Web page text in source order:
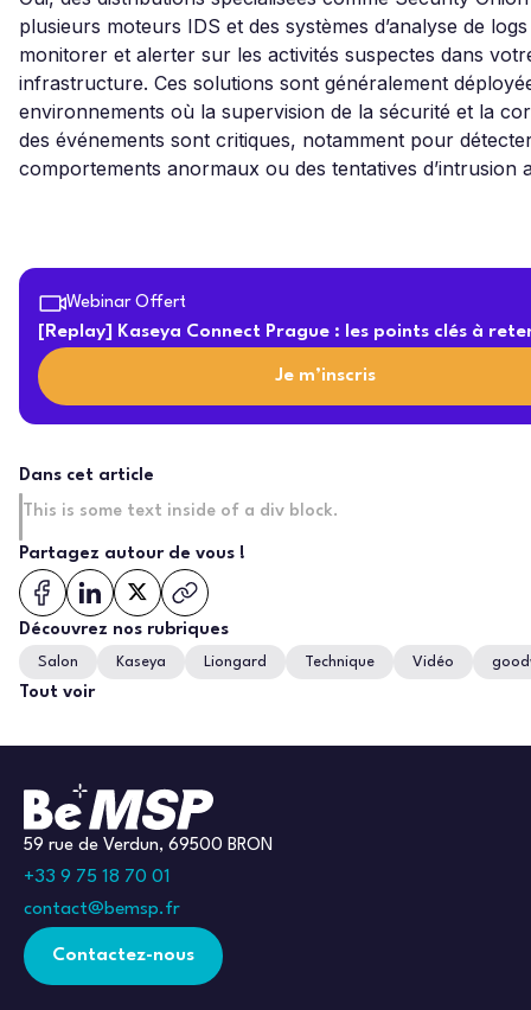
plusieurs moteurs IDS et des systèmes d’analyse de
monitorer et alerter sur les activités suspectes dans
infrastructure. Ces solutions sont généralement
environnements où la supervision de la sécurité et la
des événements sont critiques, notamment pour
comportements anormaux ou des tentatives d’intrusion
Webinar Offert
[Replay] Kaseya Connect Prague : les points clés à
Je m’inscris
Dans cet article
This is some text inside of a div block.
Partagez autour de vous !
Découvrez nos rubriques
Salon Kaseya Liongard Technique Vidéo
Tout voir
59 rue de Verdun, 69500 BRON
+33 9 75 18 70 01
contact@bemsp.fr
Contactez-nous